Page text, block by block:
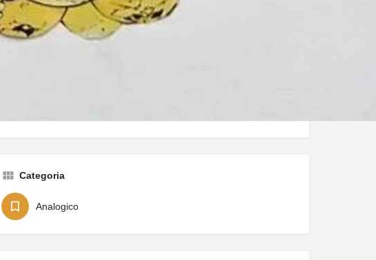
Categoria
Analogico